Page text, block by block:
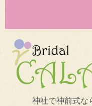
神社で神前式な